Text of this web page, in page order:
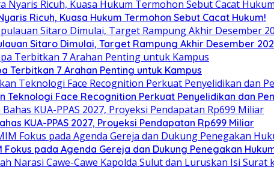
Ricuh, Kuasa Hukum Termohon Sebut Cacat Hukum!
Sitaro Dimulai, Target Rampung Akhir Desember
Terbitkan 7 Arahan Penting untuk Kampus
Teknologi Face Recognition Perkuat Penyelidikan dan
KUA-PPAS 2027, Proyeksi Pendapatan Rp699 Miliar
Fokus pada Agenda Gereja dan Dukung Penegakan